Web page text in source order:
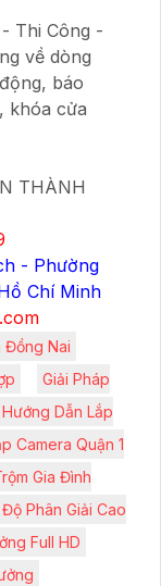
Thi Công -
về dòng
báo
khóa cửa
THÀNH
- Phường
Chí Minh
Đồng Nai
Giải Pháp
Hướng Dẫn Lắp
Camera Quận 1
Gia Đình
Phân Giải Cao
Full HD